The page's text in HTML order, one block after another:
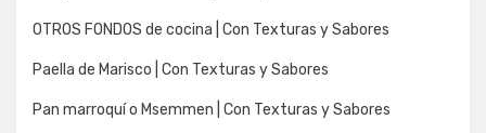
OTROS FONDOS de cocina | Con Texturas y Sabores
Paella de Marisco | Con Texturas y Sabores
Pan marroquí o Msemmen | Con Texturas y Sabores